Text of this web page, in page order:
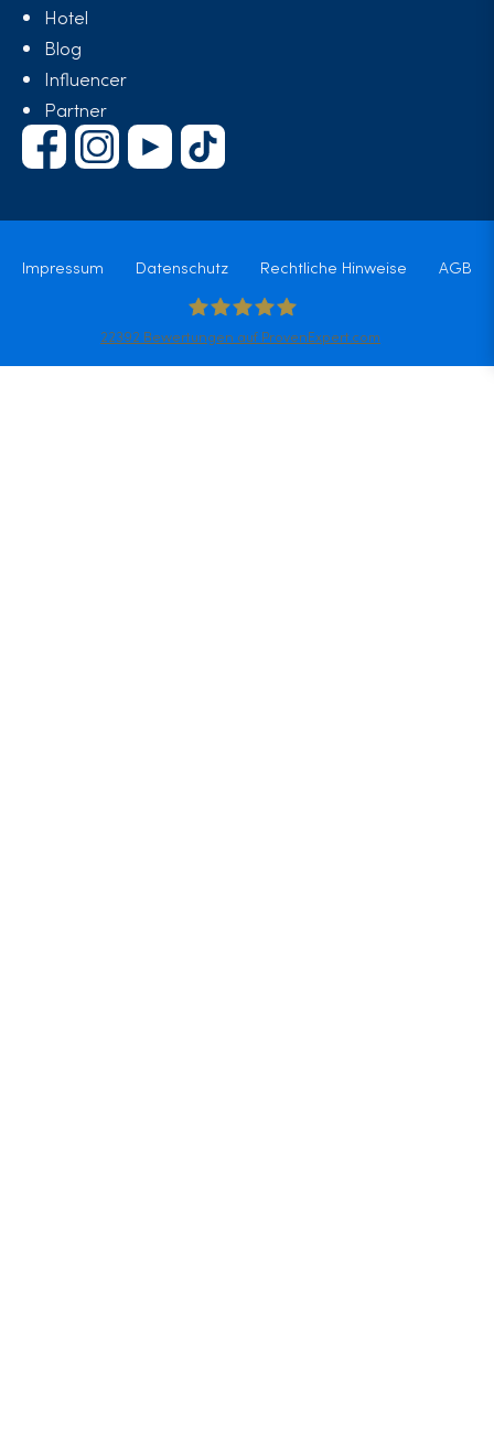
Hotel
Blog
Influencer
Partner
Impressum Datenschutz Rechtliche Hinweise AGB
Elithair
22392 Bewertungen auf ProvenExpert.com